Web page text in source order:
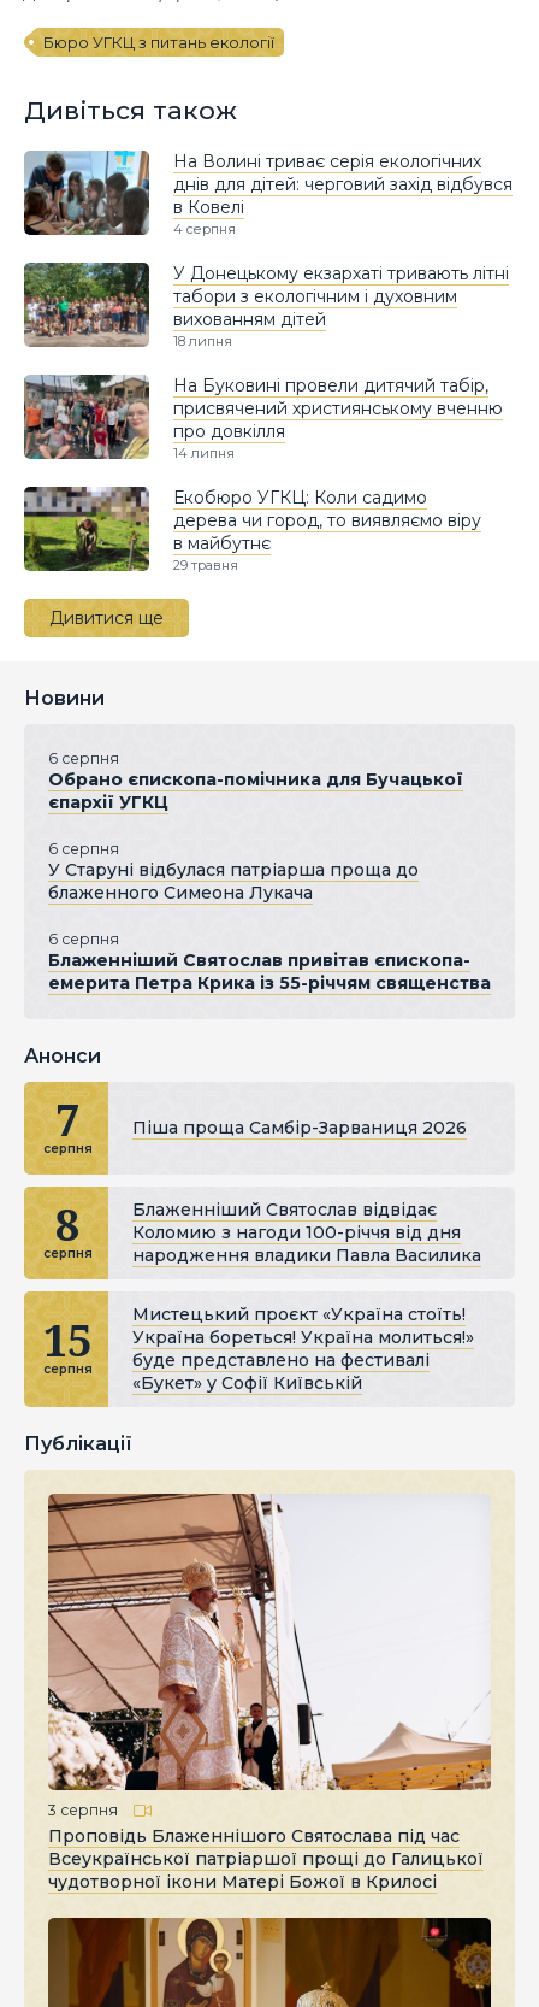
Бюро УГКЦ з питань екології
Дивіться також
На Волині триває серія екологічних
днів для дітей: черговий захід відбувся
в Ковелі
4 серпня
У Донецькому екзархаті тривають літні
табори з екологічним і духовним
вихованням дітей
18 липня
На Буковині провели дитячий табір,
присвячений християнському вченню
про довкілля
14 липня
Екобюро УГКЦ: Коли садимо
дерева чи город, то виявляємо віру
в майбутнє
29 травня
Дивитися ще
Новини
6 серпня
Обрано єпископа-помічника для Бучацької
єпархії УГКЦ
6 серпня
У Старуні відбулася патріарша проща до
блаженного Симеона Лукача
6 серпня
Блаженніший Святослав привітав єпископа-
емерита Петра Крика із 55-річчям священства
Анонси
7
серпня
Піша проща Самбір-Зарваниця 2026
8
серпня
Блаженніший Святослав відвідає
Коломию з нагоди 100-річчя від дня
народження владики Павла Василика
15
серпня
Мистецький проєкт «Україна стоїть!
Україна бореться! Україна молиться!»
буде представлено на фестивалі
«Букет» у Софії Київській
Публікації
3 серпня
Проповідь Блаженнішого Святослава під час
Всеукраїнської патріаршої прощі до Галицької
чудотворної ікони Матері Божої в Крилосі